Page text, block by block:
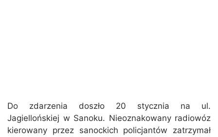
Do zdarzenia doszło 20 stycznia na ul.
Jagiellońskiej w Sanoku. Nieoznakowany radiowóz
kierowany przez sanockich policjantów zatrzymał